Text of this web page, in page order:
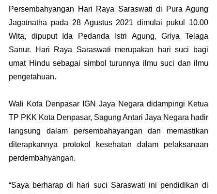
Persembahyangan Hari Raya Saraswati di Pura Agung
Jagatnatha pada 28 Agustus 2021 dimulai pukul 10.00
Wita, dipuput Ida Pedanda Istri Agung, Griya Telaga
Sanur. Hari Raya Saraswati merupakan hari suci bagi
umat Hindu sebagai simbol turunnya ilmu suci dan ilmu
pengetahuan.
Wali Kota Denpasar IGN Jaya Negara didampingi Ketua
TP PKK Kota Denpasar, Sagung Antari Jaya Negara hadir
langsung dalam persembahayangan dan memastikan
diterapkannya protokol kesehatan dalam pelaksanaan
perdembahyangan.
“Saya berharap di hari suci Saraswati ini pendidikan di